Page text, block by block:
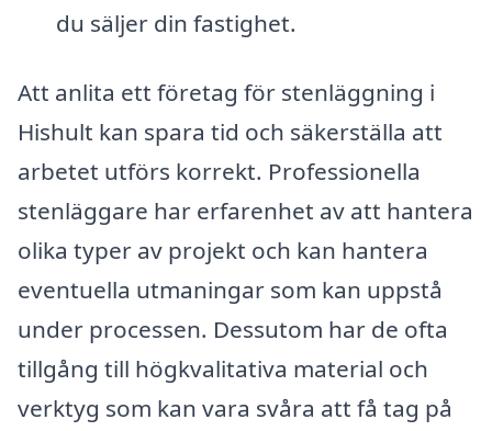
du säljer din fastighet.
Att anlita ett företag för stenläggning i
Hishult kan spara tid och säkerställa att
arbetet utförs korrekt. Professionella
stenläggare har erfarenhet av att hantera
olika typer av projekt och kan hantera
eventuella utmaningar som kan uppstå
under processen. Dessutom har de ofta
tillgång till högkvalitativa material och
verktyg som kan vara svåra att få tag på